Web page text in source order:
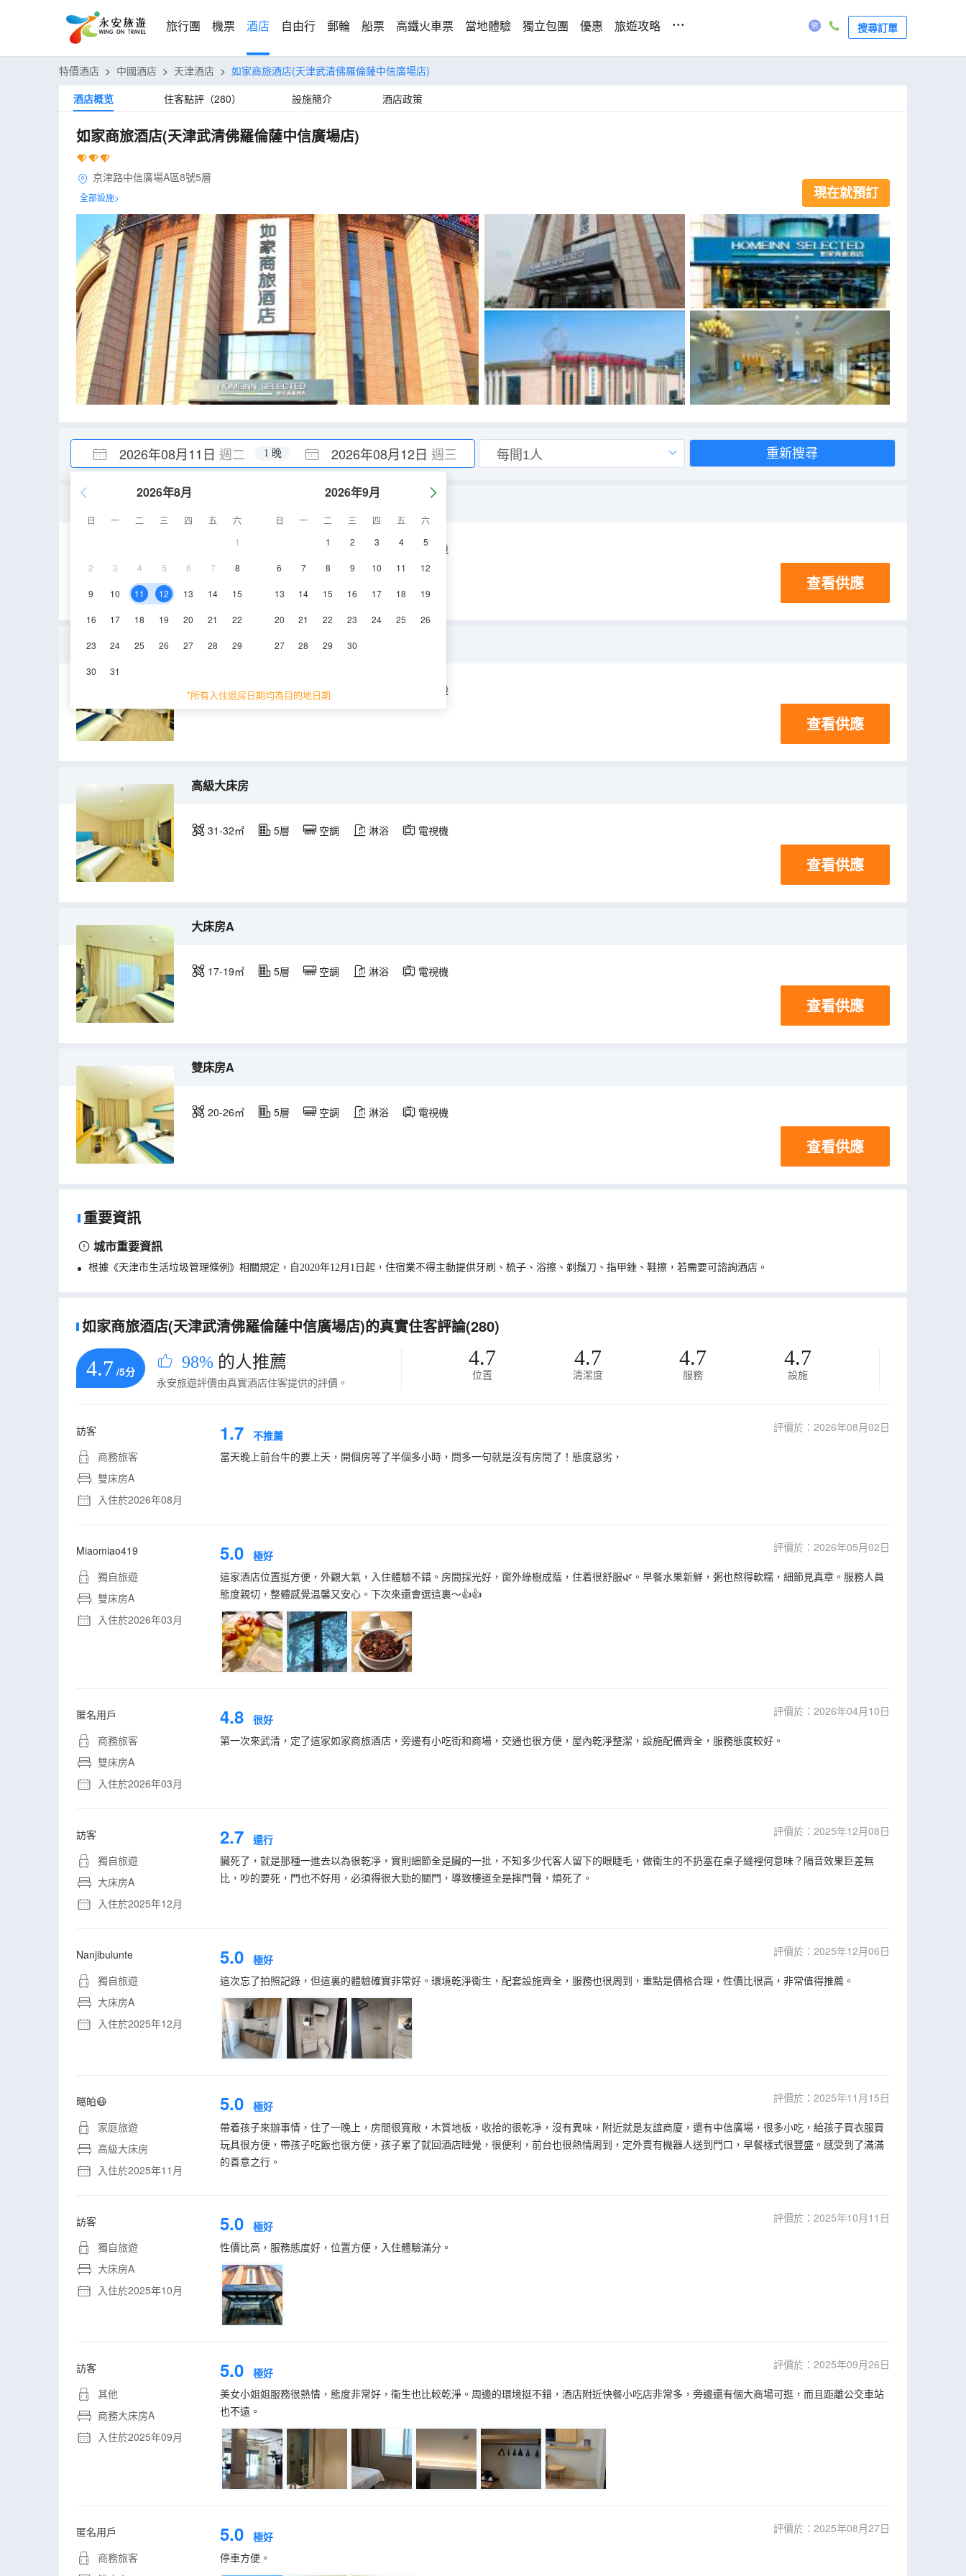
旅行團 機票 酒店 自由行 郵輪 船票 高鐵火車票 當地體驗 獨立包團 優惠 旅遊攻略 ... 搜尋訂單
特價酒店 > 中國酒店 > 天津酒店 > 如家商旅酒店(天津武清佛羅倫薩中信廣場店)
酒店概览
住客點評（280） 設施簡介 酒店政策
如家商旅酒店(天津武清佛羅倫薩中信廣場店)
京津路中信廣場A區8號5層
全部設施> 現在就預訂
2026年08月11日 週二 2026年08月12日 週三
1 晚
2026年8月
日 一 二 三 四 五
六
1
2 3 4 5 6 7 8
9 10 11 12 13 14 15
16 17 18 19 20 21 22
23 24 25 26 27 28 29
30 31
2026年9月
日 一 二 三 四 五
六
1
2 3 4 5
6 7 8 9 10 11 12
13 14 15 16 17 18 19
20 21 22 23 24 25 26
27 28 29 30
*所有入住退房日期均為目的地日期
重新搜尋
19-25㎡ 空調 淋浴 電視機
查看供應
雙床房
20-26㎡ 5層 空調 電視機
查看供應
高級大床房
31-32㎡ 5層 空調 淋浴 電視機
查看供應
大床房A
17-19㎡ 5層 空調 淋浴 電視機
查看供應
雙床房A
20-26㎡ 5層 空調 淋浴 電視機
查看供應
重要資訊
城市重要資訊
根據《天津市生活垃圾管理條例》相關規定，自2020年12月1日起，住宿業不得主動提供牙刷、梳子、浴擦、剃鬚刀、指甲銼、鞋擦，若需要可諮詢酒店。
如家商旅酒店(天津武清佛羅倫薩中信廣場店)的真實住客評論(280)
4.7 /5分 98% 的人推薦
永安旅遊評價由真實酒店住客提供的評價。
4.7
位置
4.7
清潔度
4.7
服務
4.7
設施
訪客
商務旅客
雙床房A
入住於2026年08月
1.7 不推薦
評價於：2026年08月02日
當天晚上前台牛的要上天，開個房等了半個多小時，問多一句就是沒有房間了！態度惡劣，
Miaomiao419
獨自旅遊
雙床房A
入住於2026年03月
5.0 極好
評價於：2026年05月02日
這家酒店位置挺方便，外觀大氣，入住體驗不錯。房間採光好，窗外綠樹成蔭，住着很舒服🌿。早餐水果新鮮，粥也熬得軟糯，細節見真章。服務人員
態度親切，整體感覺温馨又安心。下次來還會選這裏～👍👍
匿名用戶
商務旅客
雙床房A
入住於2026年03月
4.8 很好
評價於：2026年04月10日
第一次來武清，定了這家如家商旅酒店，旁邊有小吃街和商場，交通也很方便，屋內乾淨整潔，設施配備齊全，服務態度較好。
訪客
獨自旅遊
大床房A
入住於2025年12月
2.7 還行
評價於：2025年12月08日
臟死了，就是那種一進去以為很乾凈，實則細節全是臟的一批，不知多少代客人留下的眼睫毛，做衞生的不扔塞在桌子縫裡何意味？隔音效果巨差無
比，吵的要死，門也不好用，必須得很大勁的關門，導致樓道全是摔門聲，煩死了。
Nanjibulunte
獨自旅遊
大床房A
入住於2025年12月
5.0 極好
評價於：2025年12月06日
這次忘了拍照記錄，但這裏的體驗確實非常好。環境乾淨衞生，配套設施齊全，服務也很周到，重點是價格合理，性價比很高，非常值得推薦。
㬞㿟😷
家庭旅遊
高級大床房
入住於2025年11月
5.0 極好
評價於：2025年11月15日
帶着孩子來辦事情，住了一晚上，房間很寬敞，木質地板，收拾的很乾凈，沒有異味，附近就是友誼商廈，還有中信廣場，很多小吃，給孩子買衣服買
玩具很方便，帶孩子吃飯也很方便，孩子累了就回酒店睡覺，很便利，前台也很熱情周到，定外賣有機器人送到門口，早餐樣式很豐盛。感受到了滿滿
的善意之行。
訪客
獨自旅遊
大床房A
入住於2025年10月
5.0 極好
評價於：2025年10月11日
性價比高，服務態度好，位置方便，入住體驗滿分。
訪客
其他
商務大床房A
入住於2025年09月
5.0 極好
評價於：2025年09月26日
美女小姐姐服務很熱情，態度非常好，衞生也比較乾淨。周邊的環境挺不錯，酒店附近快餐小吃店非常多，旁邊還有個大商場可逛，而且距離公交車站
也不遠。
匿名用戶
商務旅客
5.0 極好
評價於：2025年08月27日
停車方便。